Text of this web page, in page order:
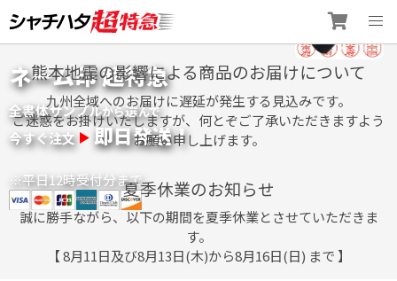
to
content
ネーム印 超特急
全書体サンプルから選んで
今すぐ注文 即日発送！
※平日12時受付分まで
熊本地震の影響による商品のお届けについて
九州全域へのお届けに遅延が発生する見込みです。
ご迷惑をお掛けいたしますが、何とぞご了承いただきますよう
お願い申し上げます。
夏季休業のお知らせ
誠に勝手ながら、以下の期間を夏季休業とさせていただきま
す。
【 8月11日及び8月13日(木)から8月16日(日) まで 】